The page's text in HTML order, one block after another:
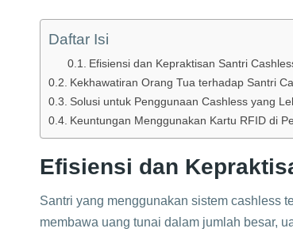
Daftar Isi
Efisiensi dan Kepraktisan Santri
Kekhawatiran Orang Tua terhadap Santri
Solusi untuk Penggunaan Cashless yang
Keuntungan Menggunakan Kartu RFID di
Efisiensi dan
Santri yang menggunakan sistem cashless
membawa uang tunai dalam jumlah besar,